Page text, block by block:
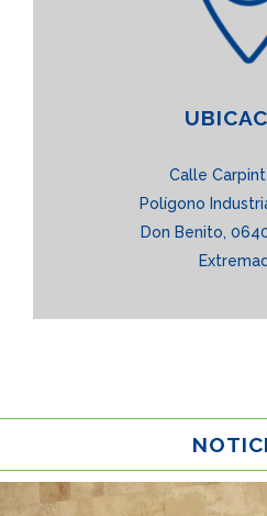
Calle
Polígono
Don Benito,